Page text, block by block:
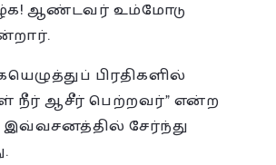
ஆண்டவர் உம்மோடு
பிரதிகளில்
நீர் ஆசீர் பெற்றவர்” என்ற
சேர்ந்து